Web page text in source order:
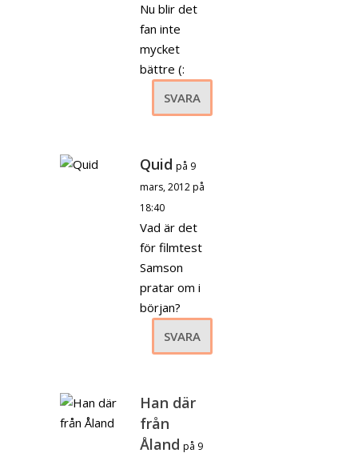
Nu blir det
fan inte
mycket
bättre (:
SVARA
Quid på 9
mars, 2012 på
18:40
Vad är det
för filmtest
Samson
pratar om i
början?
SVARA
Han där
från
Åland på 9